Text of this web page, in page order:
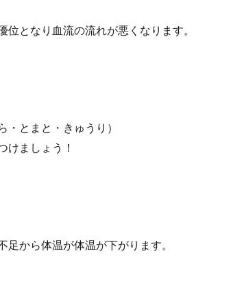
となり血流の流れが悪くなります。
とまと・きゅうり）
けましょう！
から体温が体温が下がります。